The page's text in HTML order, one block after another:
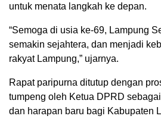
untuk menata langkah ke depan.
“Semoga di usia ke-69, Lampung
semakin sejahtera, dan menjadi
rakyat Lampung,” ujarnya.
Rapat paripurna ditutup dengan
tumpeng oleh Ketua DPRD
dan harapan baru bagi Kabupaten